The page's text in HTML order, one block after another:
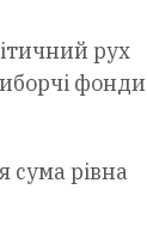
рух
фонди
сума рівна